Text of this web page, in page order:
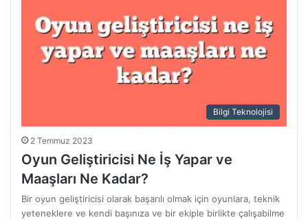
Bilgi Teknolojisi
2 Temmuz 2023
Oyun Geliştiricisi Ne İş Yapar ve
Maaşları Ne Kadar?
Bir oyun geliştiricisi olarak başarılı olmak için oyunlara, teknik
yeteneklere ve kendi başınıza ve bir ekiple birlikte çalışabilme